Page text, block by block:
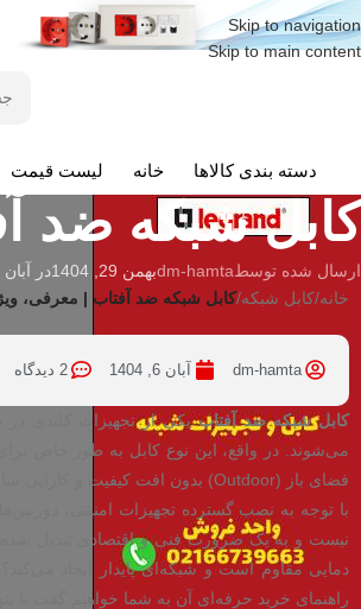
Skip to navigation
Skip to main content
دسته بندی کالاها خانه لیست قیمت کابل شبکه
کابل شبکه ضد
ارسال شده توسطdm-hamtaبهمن 29, 1404 در آبان 6, 1404
خانه/کابل شبکه/کابل شبکه ضد آفتاب | معرفی،
dm-hamta آبان 6, 1404 2 دیدگاه
کابل شبکه ضد آفتابیکی از تجهیزات کلیدی
فضای باز (Outdoor) بدون افت کیفیت و کارایی سال‌ها دوام بیاورد.
با توجه به نصب گسترده تجهیزات امنیتی،
نیست و به یک ضرورت فنی و اقتصادی تبدیل
دمایی مقاوم است و شبکه‌ای پایدار ایجاد
راهنمای خرید حرفه‌ای آن به شما خواهیم گفت تا